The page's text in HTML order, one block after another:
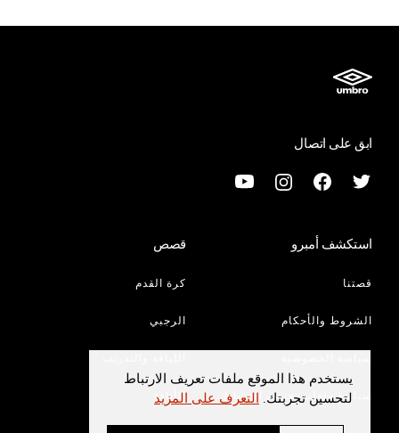
ابق على اتصال
استكشف أمبرو
قصتنا
الشروط والأحكام
سياسة ملفات تعريف الارتباط
قصص
كرة القدم
الرجبي
الأناقة
يستخدم هذا الموقع ملفات تعريف الارتباط
لتحسين تجربتك. التعرف على المزيد